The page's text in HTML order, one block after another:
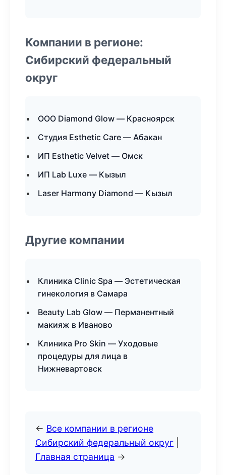
Компании в регионе:
Сибирский федеральный
округ
ООО Diamond Glow — Красноярск
Студия Esthetic Care — Абакан
ИП Esthetic Velvet — Омск
ИП Lab Luxe — Кызыл
Laser Harmony Diamond — Кызыл
Другие компании
Клиника Clinic Spa — Эстетическая
гинекология в Самара
Beauty Lab Glow — Перманентный
макияж в Иваново
Клиника Pro Skin — Уходовые
процедуры для лица в
Нижневартовск
← Все компании в регионе
Сибирский федеральный округ
Главная страница →